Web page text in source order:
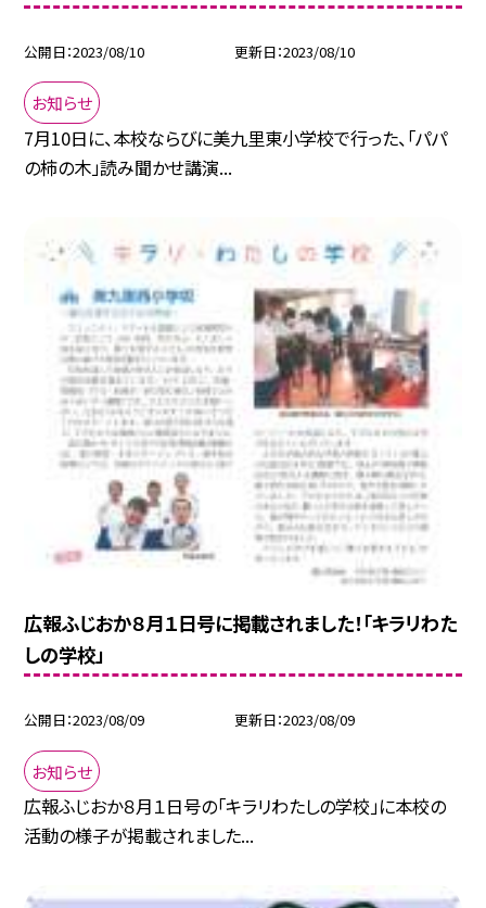
公開日 2023/08/10 更新日 2023/08/10
お知らせ
7月10日に、本校ならびに美九里東小学校で行った、「パパ
の柿の木」読み聞かせ講演...
広報ふじおか８月１日号に掲載されました！「キラリわた
しの学校」
公開日 2023/08/09 更新日 2023/08/09
お知らせ
広報ふじおか８月１日号の「キラリわたしの学校」に本校の
活動の様子が掲載されました...